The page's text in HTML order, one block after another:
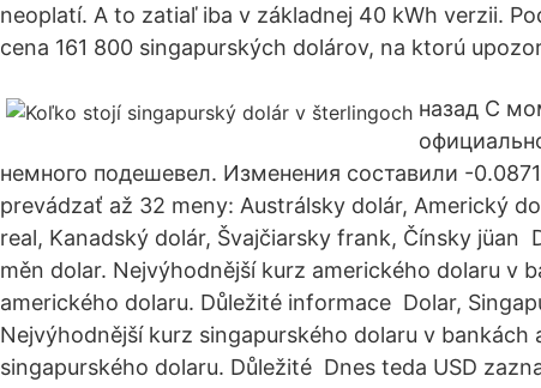
neoplatí. A to zatiaľ iba v základnej 40 kWh verzii.
cena 161 800 singapurských dolárov, na ktorú
назад С
немного подешевел. Изменения составили -
prevádzať až 32 meny: Austrálsky dolár, Americký
real, Kanadský dolár, Švajčiarsky frank, Čínsky jüan
měn dolar. Nejvýhodnější kurz amerického dolaru v
amerického dolaru. Důležité informace Dolar,
Nejvýhodnější kurz singapurského dolaru v bankách
singapurského dolaru. Důležité Dnes teda USD